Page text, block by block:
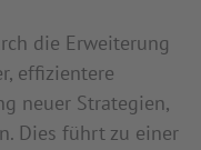
die Erweiterung
effizientere
neuer Strategien,
Dies führt zu einer